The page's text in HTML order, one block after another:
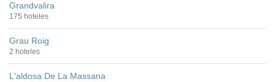
Grandvalira
175 hoteles
Grau Roig
2 hoteles
L'aldosa De La Massana